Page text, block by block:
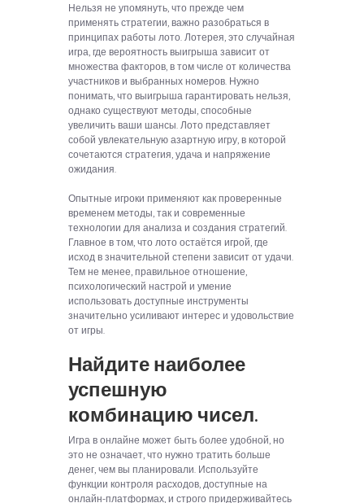
Нельзя не упомянуть, что прежде чем
применять стратегии, важно разобраться в
принципах работы лото. Лотерея, это случайная
игра, где вероятность выигрыша зависит от
множества факторов, в том числе от количества
участников и выбранных номеров. Нужно
понимать, что выигрыша гарантировать нельзя,
однако существуют методы, способные
увеличить ваши шансы. Лото представляет
собой увлекательную азартную игру, в которой
сочетаются стратегия, удача и напряжение
ожидания.
Опытные игроки применяют как проверенные
временем методы, так и современные
технологии для анализа и создания стратегий.
Главное в том, что лото остаётся игрой, где
исход в значительной степени зависит от удачи.
Тем не менее, правильное отношение,
психологический настрой и умение
использовать доступные инструменты
значительно усиливают интерес и удовольствие
от игры.
Найдите наиболее
успешную
комбинацию чисел.
Игра в онлайне может быть более удобной, но
это не означает, что нужно тратить больше
денег, чем вы планировали. Используйте
функции контроля расходов, доступные на
онлайн-платформах, и строго придерживайтесь